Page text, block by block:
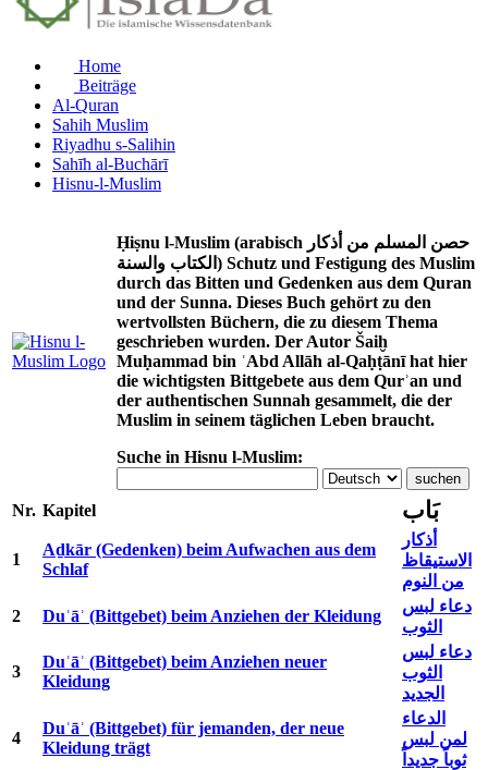
Home
Beiträge
Al-Quran
Sahih Muslim
Riyadhu s-Salihin
Sahīh al-Buchārī
Hisnu-l-Muslim
Ḥiṣnu l-Muslim (arabisch حصن المسلم من أذكار
الكتاب والسنة) Schutz und Festigung des Muslim
durch das Bitten und Gedenken aus dem Quran
und der Sunna. Dieses Buch gehört zu den
wertvollsten Büchern, die zu diesem Thema
geschrieben wurden. Der Autor Šaiḫ
Muḥammad bin ʿAbd Allāh al-Qaḥṭānī hat hier
die wichtigsten Bittgebete aus dem Qurʾan und
der authentischen Sunnah gesammelt, die der
Muslim in seinem täglichen Leben braucht.
Suche in Hisnu l-Muslim:
Nr. Kapitel بَاب
1
Aḏkār (Gedenken) beim Aufwachen aus dem
Schlaf
أذكار
الاستيقاظ
من النوم
2
Duʿāʾ (Bittgebet) beim Anziehen der Kleidung
دعاء لبس
الثوب
3
Duʿāʾ (Bittgebet) beim Anziehen neuer
Kleidung
دعاء لبس
الثوب
الجديد
4
Duʿāʾ (Bittgebet) für jemanden, der neue
Kleidung trägt
الدعاء
لمن لبس
ثوباً جديداً